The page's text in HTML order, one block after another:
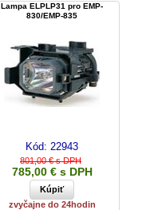
Lampa ELPLP31 pro EMP-
830/EMP-835
Kód: 22943
801,00 € s DPH
785,00 € s DPH
zvyčajne do 24hodin